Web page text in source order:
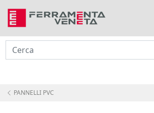
Cerca
PANNELLI PVC